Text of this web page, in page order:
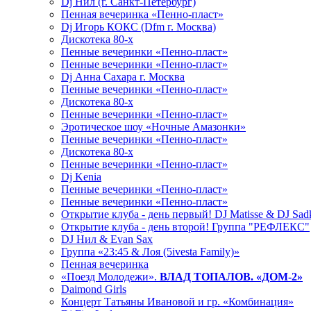
Пенная вечеринка «Пенно-пласт»
Dj Игорь КОКС (Dfm г. Москва)
Дискотека 80-х
Пенные вечеринки «Пенно-пласт»
Пенные вечеринки «Пенно-пласт»
Dj Анна Сахара г. Москва
Пенные вечеринки «Пенно-пласт»
Дискотека 80-х
Пенные вечеринки «Пенно-пласт»
Эротическое шоу «Ночные Амазонки»
Пенные вечеринки «Пенно-пласт»
Дискотека 80-х
Пенные вечеринки «Пенно-пласт»
Dj Kenia
Пенные вечеринки «Пенно-пласт»
Пенные вечеринки «Пенно-пласт»
Открытие клуба - день первый! DJ Matisse & DJ
Открытие клуба - день второй! Группа "РЕФЛЕКС"
DJ Нил & Evan Sax
Группа «23:45 & Лоя (5ivesta Family)»
Пенная вечеринка
«Поезд Молодежи». ВЛАД ТОПАЛОВ. «ДОМ-2»
Daimond Girls
Концерт Татьяны Ивановой и гр. «Комбинация»